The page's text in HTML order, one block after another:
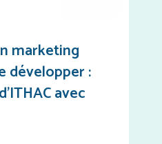
marketing
développer :
avec